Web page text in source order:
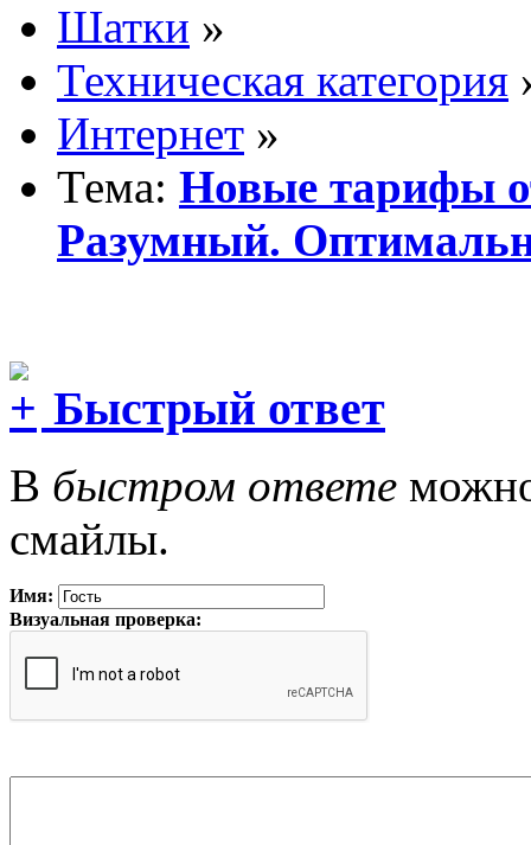
Шатки »
Техническая категория
Интернет »
Тема: Новые тарифы
Разумный.
Быстрый ответ
В быстром ответе
смайлы.
Имя:
Визуальная проверка: